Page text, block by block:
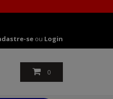
se ou Login
0